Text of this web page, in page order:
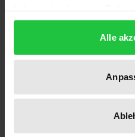
gesammelt haben.
Alle
European energy
of the European Union
It defines the institutional
administrative system
regulatory elements,